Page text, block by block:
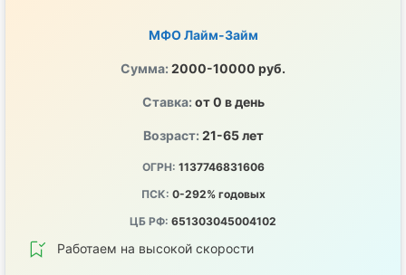
МФО Лайм-Займ
Сумма: 2000-10000 руб.
Ставка: от 0 в день
Возраст: 21-65 лет
ОГРН: 1137746831606
ПСК: 0-292% годовых
ЦБ РФ: 651303045004102
Работаем на высокой скорости